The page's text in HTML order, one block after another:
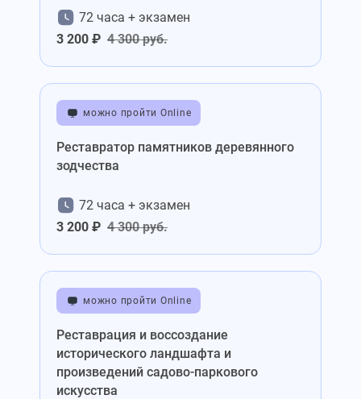
72 часа + экзамен
3 200 ₽ 4 300 руб.
можно пройти Online
Реставратор памятников деревянного
зодчества
72 часа + экзамен
3 200 ₽ 4 300 руб.
можно пройти Online
Реставрация и воссоздание
исторического ландшафта и
произведений садово-паркового
искусства